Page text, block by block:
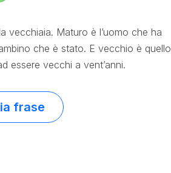
vecchiaia. Maturo è l’uomo che ha
che è stato. E vecchio è quello
essere vecchi a vent’anni.
frase